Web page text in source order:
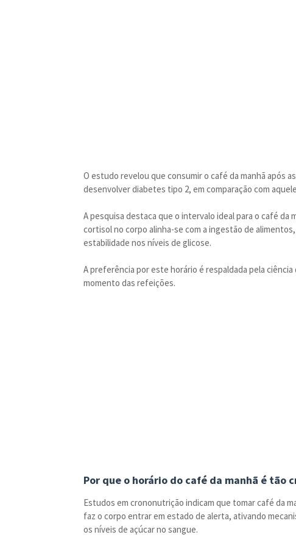
O estudo revelou que consumir o café da manhã após
desenvolver diabetes tipo 2, em comparação com
A pesquisa destaca que o intervalo ideal para o café da
cortisol no corpo alinha-se com a ingestão de
estabilidade nos níveis de glicose.
A preferência por este horário é respaldada pela
momento das refeições.
Por que o horário do café da manhã é tão
Estudos em crononutrição indicam que tomar café da
faz o corpo entrar em estado de alerta, ativando
os níveis de açúcar no sangue.